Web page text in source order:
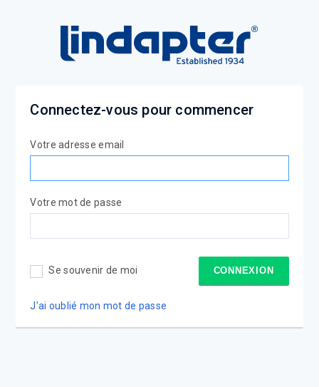
Connectez-vous pour commencer
Votre adresse email
Votre mot de passe
Se souvenir de moi CONNEXION
J'ai oublié mon mot de passe